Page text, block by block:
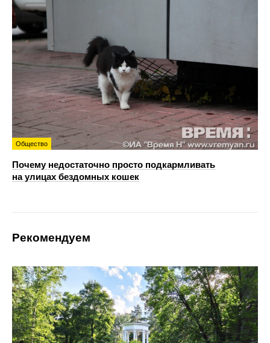
Общество
Почему недостаточно просто подкармливать
на улицах бездомных кошек
Рекомендуем